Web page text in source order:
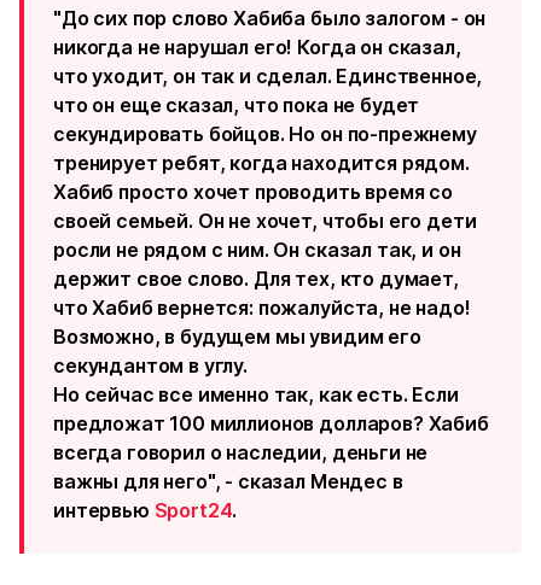
"До сих пор слово Хабиба было залогом - он
никогда не нарушал его! Когда он сказал,
что уходит, он так и сделал. Единственное,
что он еще сказал, что пока не будет
секундировать бойцов. Но он по-прежнему
тренирует ребят, когда находится рядом.
Хабиб просто хочет проводить время со
своей семьей. Он не хочет, чтобы его дети
росли не рядом с ним. Он сказал так, и он
держит свое слово. Для тех, кто думает,
что Хабиб вернется: пожалуйста, не надо!
Возможно, в будущем мы увидим его
секундантом в углу.
Но сейчас все именно так, как есть. Если
предложат 100 миллионов долларов? Хабиб
всегда говорил о наследии, деньги не
важны для него", - сказал Мендес в
интервью Sport24.